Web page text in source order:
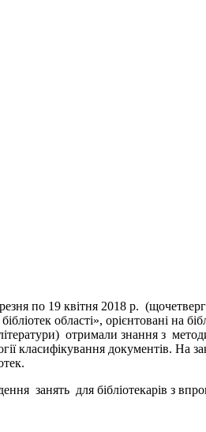
по 19 квітня 2018 р.
області», орієнтовані на
літератури) отримали знання з
класифікування документів. На
занять для бібліотекарів з